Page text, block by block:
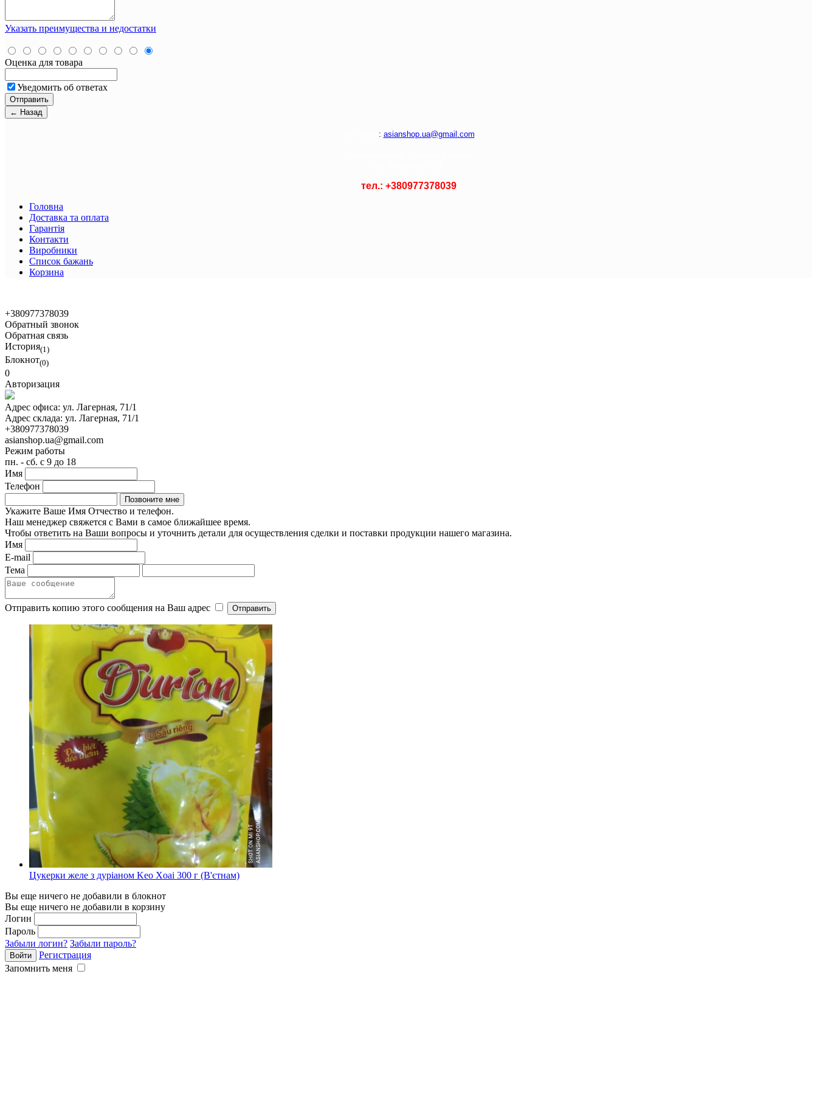
Указать преимущества и недостатки
Оценка для товара
Уведомить об ответах
: asianshop.ua@gmail.com
тел.: +380977378039
Головна
Доставка та оплата
Гарантія
Контакти
Виробники
Список бажань
Корзина
+380977378039
Обратный звонок
Обратная связь
История(1)
Блокнот(0)
0
Авторизация
Адрес офиса: ул. Лагерная, 71/1
Адрес склада: ул. Лагерная, 71/1
+380977378039
asianshop.ua@gmail.com
Режим работы
пн. - сб. с 9 до 18
Имя
Телефон
Укажите Ваше Имя Отчество и телефон.
Наш менеджер свяжется с Вами в самое ближайшее время.
Чтобы ответить на Ваши вопросы и уточнить детали для осуществления сделки и поставки продукции нашего магазина.
Имя
E-mail
Тема
Отправить копию этого сообщения на Ваш адрес
Цукерки желе з дуріаном Keo Xoai 300 г (В'єтнам)
Вы еще ничего не добавили в блокнот
Вы еще ничего не добавили в корзину
Логин
Пароль
Забыли логин? Забыли пароль?
Регистрация
Запомнить меня